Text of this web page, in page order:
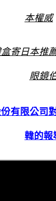
本權威
寄日本推
眼鏡
有限公司
韓的報